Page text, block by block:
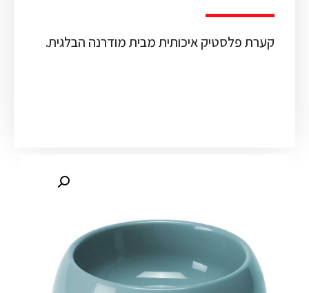
קערת פלסטיק איכותית מבית מודרנה הבלגית.